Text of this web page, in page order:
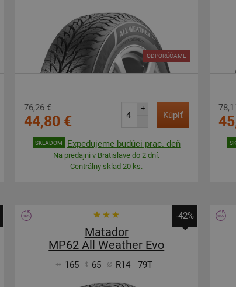
ODPORÚČAME
76,26 €
44,80 €
+
–
Kúpiť
SKLADOM Expedujeme budúci prac. deň
Na predajni v Bratislave do 2 dní.
Centrálny sklad 20 ks.
-42%
Matador
MP62 All Weather Evo
165 65 R14 79T